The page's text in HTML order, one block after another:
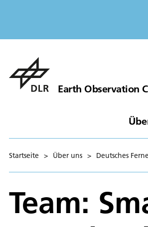
Earth Observation
Startseite > Über uns > Deutsches
Team: